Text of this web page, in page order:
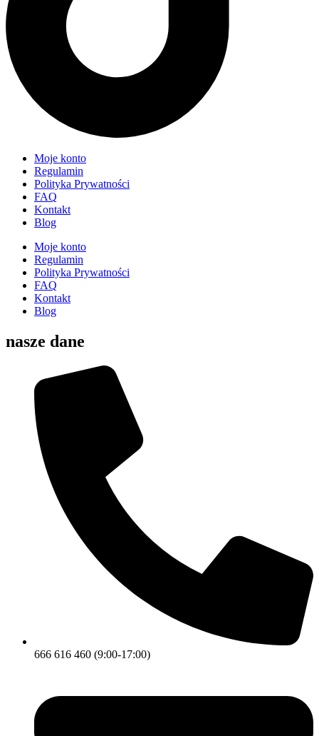
Moje konto
Regulamin
Polityka Prywatności
FAQ
Kontakt
Blog
Moje konto
Regulamin
Polityka Prywatności
FAQ
Kontakt
Blog
nasze dane
666 616 460 (9:00-17:00)